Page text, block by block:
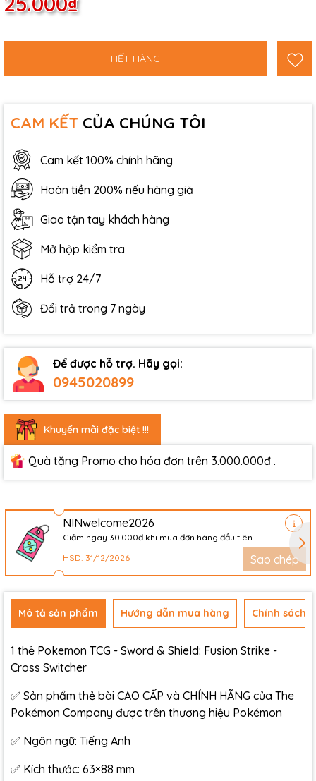
HẾT HÀNG
CAM KẾT CỦA CHÚNG TÔI
Cam kết 100% chính hãng
Hoàn tiền 200% nếu hàng giả
Giao tận tay khách hàng
Mở hộp kiểm tra
Hỗ trợ 24/7
Đổi trả trong 7 ngày
Để được hỗ trợ. Hãy gọi:
0945020899
Khuyến mãi đặc biệt !!!
Quà tặng Promo cho hóa đơn trên 3.000.000đ .
NINwelcome2026
Giảm ngay 30.000đ khi mua đơn hàng đầu tiên
HSD: 31/12/2026
Sao chép
Mô tả sản phẩm Hướng dẫn mua hàng Chính sách
1 thẻ Pokemon TCG - Sword & Shield: Fusion Strike -
Cross Switcher
✅ Sản phẩm thẻ bài CAO CẤP và CHÍNH HÃNG của The
Pokémon Company được trên thương hiệu Pokémon
✅ Ngôn ngữ: Tiếng Anh
✅ Kích thước: 63×88 mm